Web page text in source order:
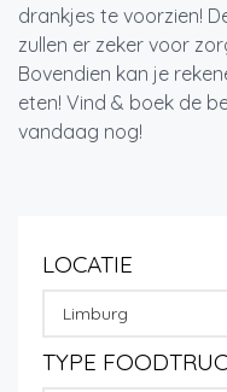
drankjes te voorzien!
zullen er zeker voor
Bovendien kan je
eten! Vind & boek de
vandaag nog!
LOCATIE
Limburg
TYPE